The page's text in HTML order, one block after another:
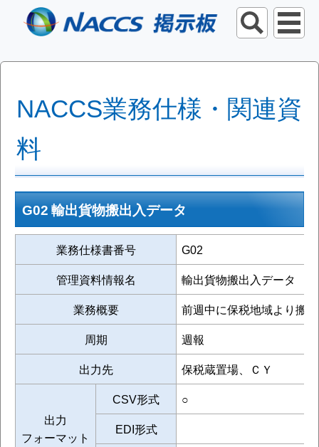
NACCS業務仕様・関連資
料
G02 輸出貨物搬出入データ
業務仕様書番号
G02
管理資料情報名
輸出貨物搬出入データ
業務概要
前週中に保税地域より搬
周期
週報
出力先
保税蔵置場、ＣＹ
出力
フォーマット
CSV形式
○
EDI形式